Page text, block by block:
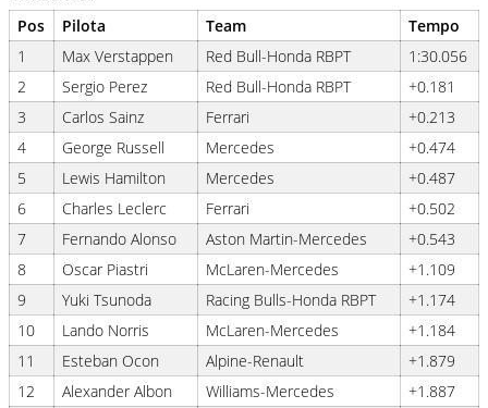
Pos Pilota Team
Tempo
1
Max Verstappen Red Bull-Honda RBPT
1:30.056
2
Sergio Perez Red Bull-Honda RBPT
+0.181
3
Carlos Sainz Ferrari
+0.213
4
George Russell Mercedes
+0.474
5
Lewis Hamilton Mercedes
+0.487
6
Charles Leclerc Ferrari
+0.502
7
Fernando Alonso Aston Martin-Mercedes
+0.543
8
Oscar Piastri McLaren-Mercedes
+1.109
9
Yuki Tsunoda Racing Bulls-Honda RBPT
+1.174
10
Lando Norris McLaren-Mercedes
+1.184
11
Esteban Ocon Alpine-Renault
+1.879
12
Alexander Albon Williams-Mercedes
+1.887